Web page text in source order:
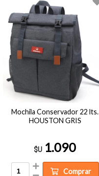
Mochila Conservador 22 lts.
HOUSTON GRIS
$U 1.090
Comprar